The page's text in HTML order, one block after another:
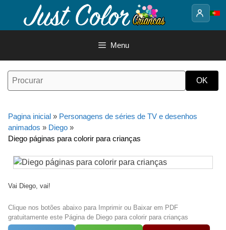
o
Menu
Pagina inicial » Personagens de séries de TV e desenhos
animados » Diego »
Diego páginas para colorir para crianças
Vai Diego, vai!
Clique nos botões abaixo para Imprimir ou Baixar em PDF
gratuitamente este Página de Diego para colorir para crianças